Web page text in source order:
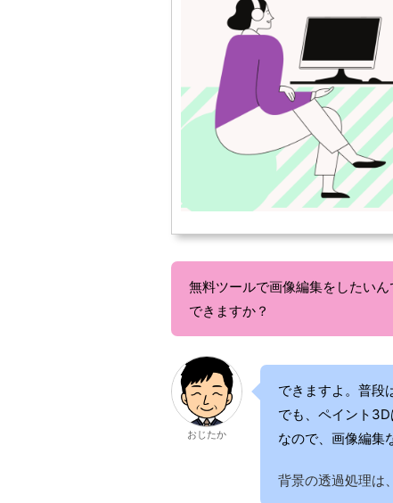
無料ツールで画像編集をしたい
できますか？
おじたか
できますよ。普段
でも、ペイント3D
なので、画像編集
背景の透過処理は